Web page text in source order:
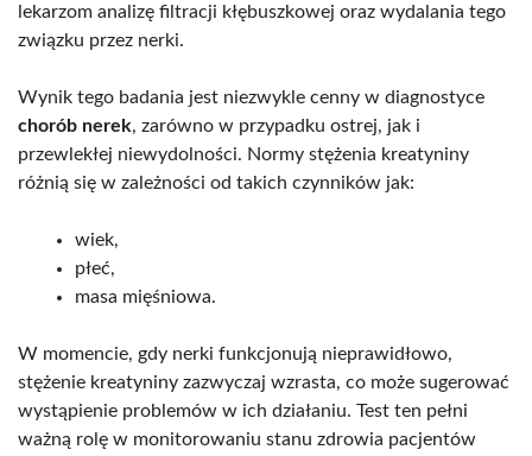
lekarzom analizę filtracji kłębuszkowej oraz wydalania tego
związku przez nerki.
Wynik tego badania jest niezwykle cenny w diagnostyce
chorób nerek, zarówno w przypadku ostrej, jak i
przewlekłej niewydolności. Normy stężenia kreatyniny
różnią się w zależności od takich czynników jak:
wiek,
płeć,
masa mięśniowa.
W momencie, gdy nerki funkcjonują nieprawidłowo,
stężenie kreatyniny zazwyczaj wzrasta, co może sugerować
wystąpienie problemów w ich działaniu. Test ten pełni
ważną rolę w monitorowaniu stanu zdrowia pacjentów